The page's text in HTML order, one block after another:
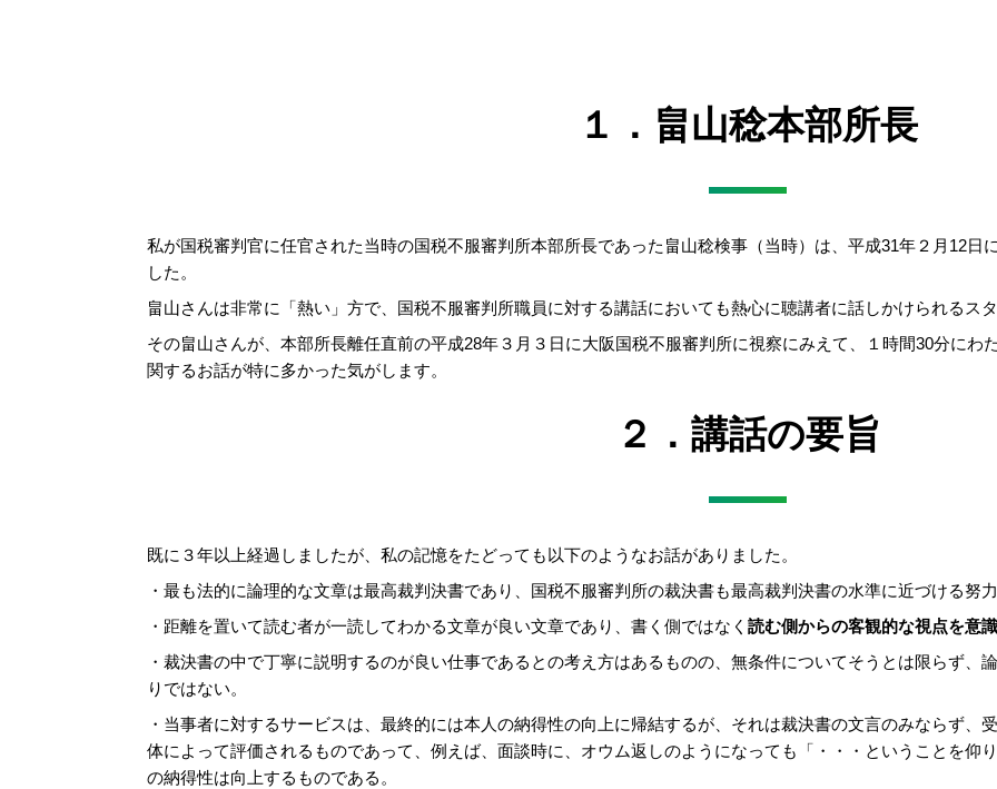
１．畠山稔本部所長
私が国税審判官に任官された当時の国税不服審判所本部所長であった畠山稔検事（当時）は、平成31年２月12日
した。
畠山さんは非常に「熱い」方で、国税不服審判所職員に対する講話においても熱心に聴講者に話しかけられるス
その畠山さんが、本部所長離任直前の平成28年３月３日に大阪国税不服審判所に視察にみえて、１時間30分にわ
関するお話が特に多かった気がします。
２．講話の要旨
既に３年以上経過しましたが、私の記憶をたどっても以下のようなお話がありました。
・最も法的に論理的な文章は最高裁判決書であり、国税不服審判所の裁決書も最高裁判決書の水準に近づける努
・距離を置いて読む者が一読してわかる文章が良い文章であり、書く側ではなく 読む側からの客観的な視点を意
・裁決書の中で丁寧に説明するのが良い仕事であるとの考え方はあるものの、無条件についてそうとは限らず、
りではない。
・当事者に対するサービスは、最終的には本人の納得性の向上に帰結するが、それは裁決書の文言のみならず
体によって評価されるものであって、例えば、面談時に、オウム返しのようになっても「・・・ということを仰
の納得性は向上するものである。